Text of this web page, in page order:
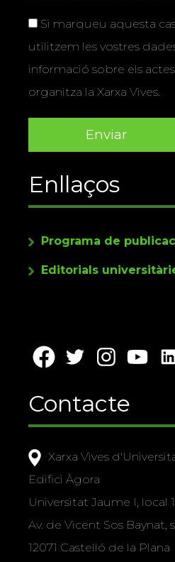
Si marqueu aquesta
utilitzem les vostres
informació sobre els
organitza la Xarxa Vives.
Enllaços
Programa de
Editorials
Contacte
Xarxa Vives
Edifici Àgora
Universitat Jaume I, local
Av. de Vicent Sos Baynat,
12071 Castelló de la Plana